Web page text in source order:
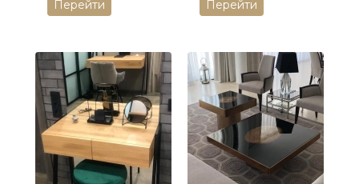
современном
сочетание
роскоши и
функционально
сти для вашего
инт...
Перейти
поверхностью и
Идеален для
украшения
интерьера.
Перейти